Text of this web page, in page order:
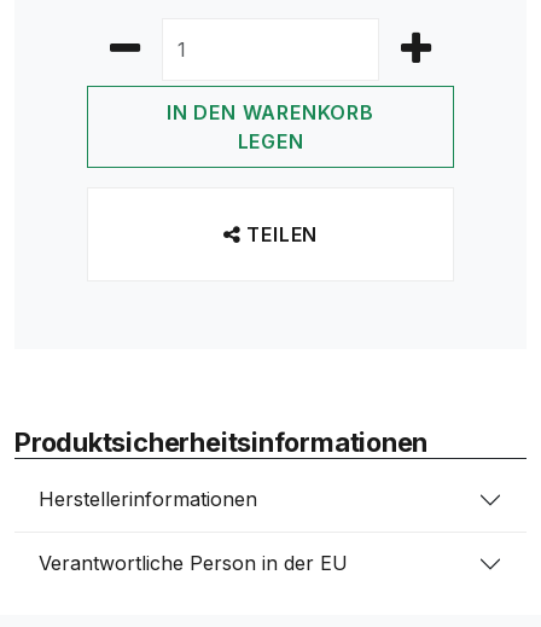
IN DEN WARENKORB
LEGEN
TEILEN
Produktsicherheitsinformationen
Herstellerinformationen
Verantwortliche Person in der EU